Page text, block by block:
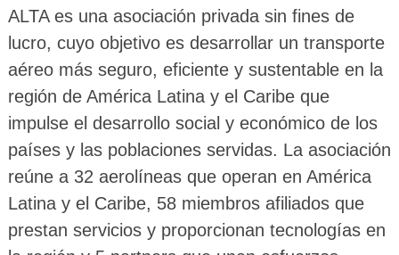
ALTA es una asociación privada sin fines de
lucro, cuyo objetivo es desarrollar un transporte
aéreo más seguro, eficiente y sustentable en la
región de América Latina y el Caribe que
impulse el desarrollo social y económico de los
países y las poblaciones servidas. La asociación
reúne a 32 aerolíneas que operan en América
Latina y el Caribe, 58 miembros afiliados que
prestan servicios y proporcionan tecnologías en